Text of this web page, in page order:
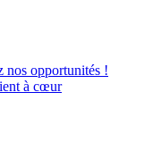
nos opportunités !
à cœur